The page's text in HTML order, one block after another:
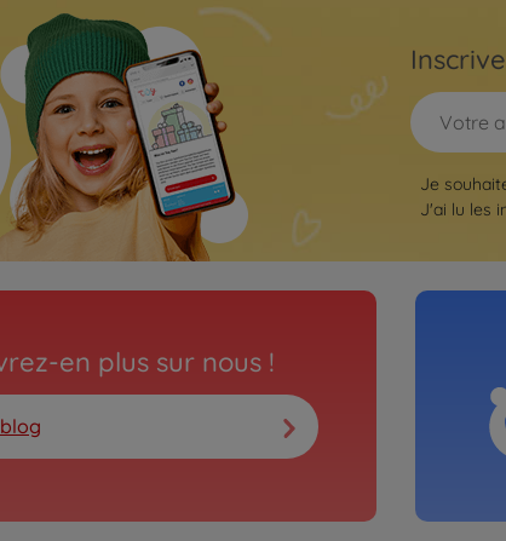
Je
J'ai lu les
en plus sur nous !